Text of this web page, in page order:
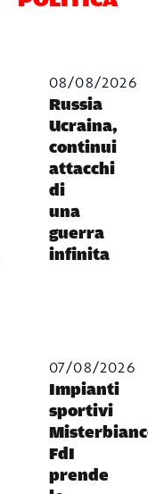
08/08/2026
Russia
Ucraina,
continui
attacchi
di
una
guerra
infinita
07/08/2026
Impianti
sportivi
FdI
prende